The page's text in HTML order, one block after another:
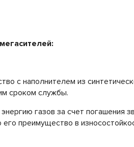
с наполнителем из
сроком службы.
газов за счет погашения
преимущество в